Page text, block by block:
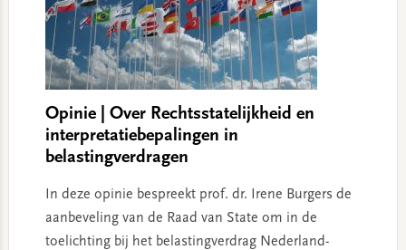
Opinie | Over Rechtsstatelijkheid en
interpretatiebepalingen in
belastingverdragen
In deze opinie bespreekt prof. dr. Irene Burgers de
aanbeveling van de Raad van State om in de
toelichting bij het belastingverdrag Nederland-